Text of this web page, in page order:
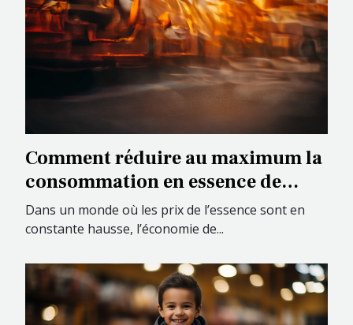
Comment réduire au maximum la
consommation en essence de
votre véhicule ?
Dans un monde où les prix de l’essence sont en
constante hausse, l’économie de...